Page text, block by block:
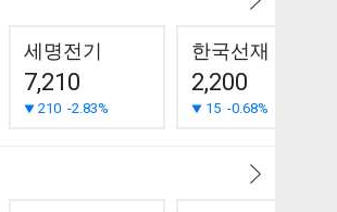
세명전기
7,210
210 -2.83%
한국선재
2,200
15 -0.68%